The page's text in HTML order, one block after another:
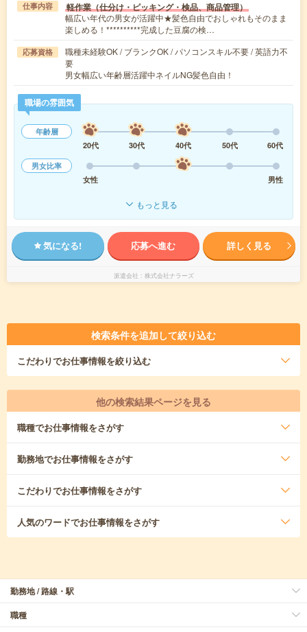
仕事内容 軽作業（仕分け・ピッキング・検品、商品管理）
幅広い年代の男女が活躍中★髪色自由でおしゃれもそのまま
楽しめる！**********完成した豆腐の検…
応募資格
職種未経験OK / ブランクOK / パソコンスキル不要 / 英語力不
要
男女幅広い年齢層活躍中ネイルNG髪色自由！
職場の雰囲気
年齢層
20代
30代 40代 50代
60代
男女比率
女性
男性
もっと見る
気になる! 応募へ進む 詳しく見る
派遣会社 株式会社ナラーズ
検索条件を追加して絞り込む
こだわりでお仕事情報を絞り込む
他の検索結果ページを見る
職種でお仕事情報をさがす
勤務地でお仕事情報をさがす
こだわりでお仕事情報をさがす
人気のワードでお仕事情報をさがす
勤務地 / 路線・駅
職種